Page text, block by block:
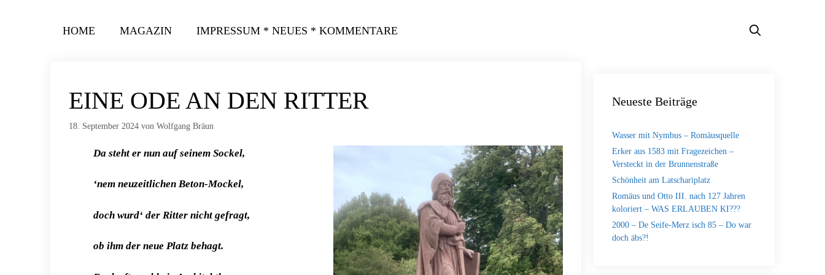
HOME MAGAZIN IMPRESSUM * NEUES * KOMMENTARE
EINE ODE AN DEN RITTER
18. September 2024 von Wolfgang Bräun
Da steht er nun auf seinem Sockel,
‘nem neuzeitlichen Beton-Mockel,
doch wurd‘ der Ritter nicht gefragt,
ob ihm der neue Platz behagt.
Neueste Beiträge
Wasser mit Nymbus – Romäusquelle
Erker aus 1583 mit Fragezeichen –
Versteckt in der Brunnenstraße
Schönheit am Latschariplatz
Romäus und Otto III. nach 127 Jahren
koloriert – WAS ERLAUBEN KI???
2000 – De Seife-Merz isch 85 – Do war
doch äbs?!